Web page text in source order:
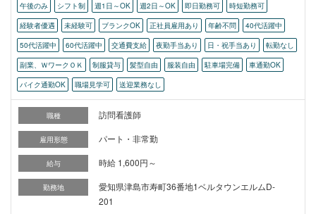
午後のみ シフト制 週1日～OK 週2日～OK 即日勤務可
時短勤務可
経験者優遇
未経験可 ブランクOK 正社員雇用あり 年齢不問
40代活躍中
50代活躍中
60代活躍中 交通費支給 夜勤手当あり 日・祝手当あり
転勤なし
副業、ＷワークＯＫ
制服貸与 髪型自由 服装自由 駐車場完備
車通勤OK
バイク通勤OK
職場見学可 送迎業務なし
職種 訪問看護師
雇用形態 パート・非常勤
給与 時給 1,600円～
勤務地
愛知県津島市寿町36番地1ベルタウンエルムD-
201